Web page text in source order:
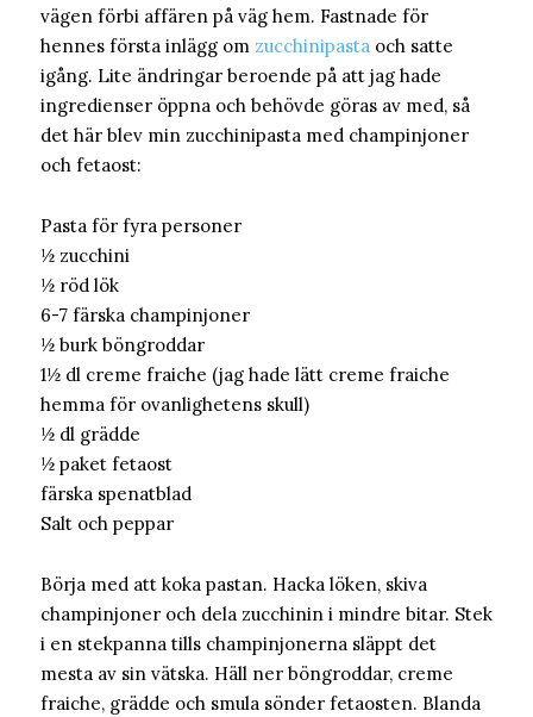
vägen förbi affären på väg hem. Fastnade för
hennes första inlägg om zucchinipasta och satte
igång. Lite ändringar beroende på att jag hade
ingredienser öppna och behövde göras av med, så
det här blev min zucchinipasta med champinjoner
och fetaost:
Pasta för fyra personer
½ zucchini
½ röd lök
6-7 färska champinjoner
½ burk böngroddar
1½ dl creme fraiche (jag hade lätt creme fraiche
hemma för ovanlighetens skull)
½ dl grädde
½ paket fetaost
färska spenatblad
Salt och peppar
Börja med att koka pastan. Hacka löken, skiva
champinjoner och dela zucchinin i mindre bitar. Stek
i en stekpanna tills champinjonerna släppt det
mesta av sin vätska. Häll ner böngroddar, creme
fraiche, grädde och smula sönder fetaosten. Blanda